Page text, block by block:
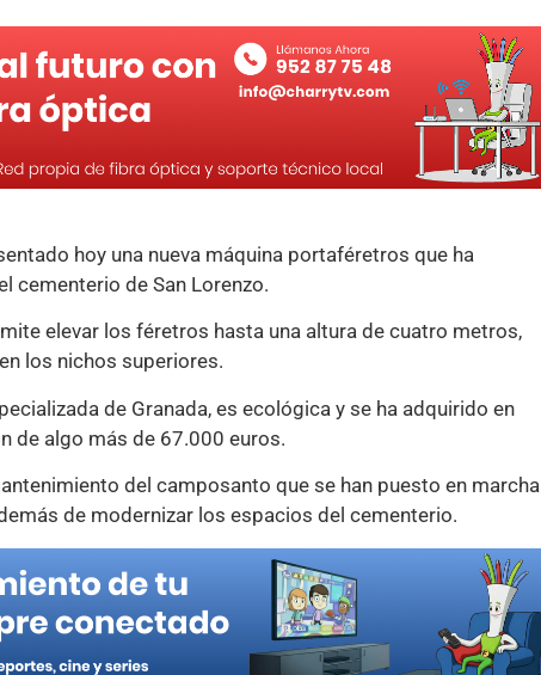
hoy una nueva máquina portaféretros que ha
cementerio de San Lorenzo.
elevar los féretros hasta una altura de cuatro metros,
los nichos superiores.
de Granada, es ecológica y se ha adquirido en
de algo más de 67.000 euros.
del camposanto que se han puesto en marcha
de modernizar los espacios del cementerio.